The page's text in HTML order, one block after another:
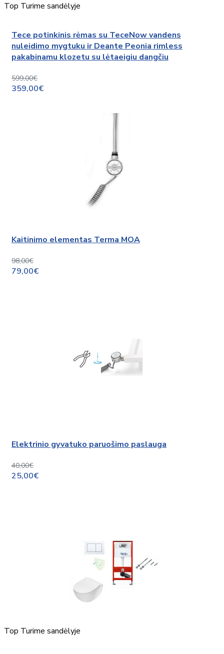
Top Turime sandėlyje
Tece potinkinis rėmas su TeceNow vandens
nuleidimo mygtuku ir Deante Peonia rimless
pakabinamu klozetu su lėtaeigiu dangčiu
599,00€
359,00€
Kaitinimo elementas Terma MOA
98,00€
79,00€
Elektrinio gyvatuko paruošimo paslauga
40,00€
25,00€
Top Turime sandėlyje